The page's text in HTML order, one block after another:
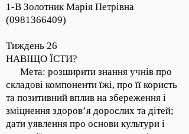
1-В Золотник Марія Петрівна
(0981366409)
Тиждень 26
НАВІЩО ЇСТИ?
Мета: розширити знання учнів про
складові компоненти їжі, про її користь
та позитивний вплив на збереження і
зміцнення здоров’я дорослих та дітей;
дати уявлення про основи культури і